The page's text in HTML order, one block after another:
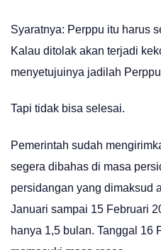
Syaratnya: Perppu itu harus
Kalau ditolak akan terjadi
menyetujuinya jadilah
Tapi tidak bisa selesai.
Pemerintah sudah
segera dibahas di masa
persidangan yang dimaksud
Januari sampai 15 Februari
hanya 1,5 bulan. Tanggal 16